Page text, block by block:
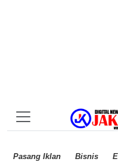
Pasang Iklan Bisnis